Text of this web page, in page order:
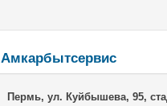
Амкарбытсервис
Пермь, ул. Куйбышева, 95,